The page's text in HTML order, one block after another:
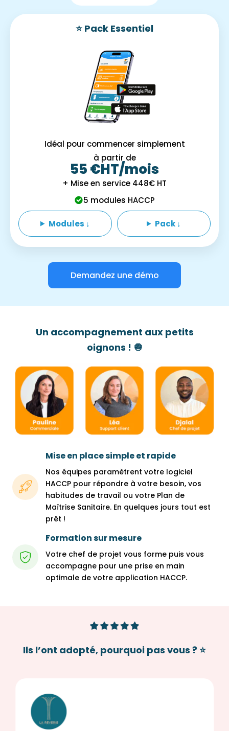
⭐ Pack Essentiel
Idéal pour commencer simplement
à partir de
55 €HT/mois
+ Mise en service 448€ HT
5 modules HACCP
Modules Pack
Demandez une démo
Un accompagnement aux petits
oignons ! 🧅
Mise en place simple et rapide
Nos équipes paramètrent votre logiciel
HACCP pour répondre à votre besoin, vos
habitudes de travail ou votre Plan de
Maîtrise Sanitaire. En quelques jours tout est
prêt !
Formation sur mesure
Votre chef de projet vous forme puis vous
accompagne pour une prise en main
optimale de votre application HACCP.
Ils l’ont adopté, pourquoi pas vous ? ⭐